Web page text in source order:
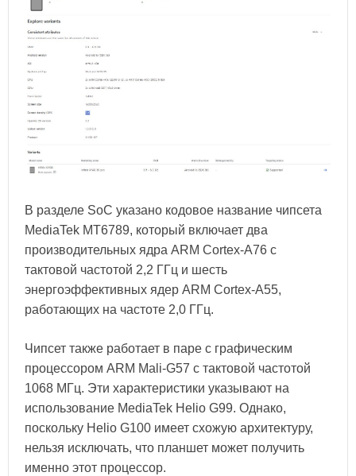
В разделе SoC указано кодовое название чипсета
MediaTek MT6789, который включает два
производительных ядра ARM Cortex-A76 с
тактовой частотой 2,2 ГГц и шесть
энергоэффективных ядер ARM Cortex-A55,
работающих на частоте 2,0 ГГц.
Чипсет также работает в паре с графическим
процессором ARM Mali-G57 с тактовой частотой
1068 МГц. Эти характеристики указывают на
использование MediaTek Helio G99. Однако,
поскольку Helio G100 имеет схожую архитектуру,
нельзя исключать, что планшет может получить
именно этот процессор.